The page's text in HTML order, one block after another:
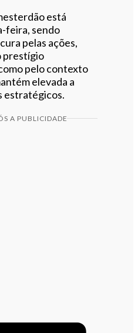
está
feira, sendo
pelas ações,
prestígio
pelo contexto
elevada a
estratégicos.
A PUBLICIDADE